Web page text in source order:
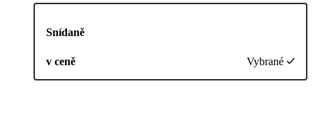
Snídaně
v ceně Vybrané